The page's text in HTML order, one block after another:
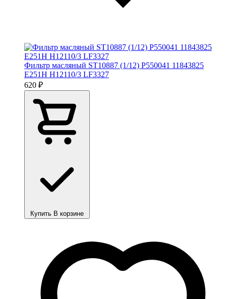
Фильтр масляный ST10887 (1/12) P550041 11843825
E251H H12110/3 LF3327
620 ₽
Купить В корзине